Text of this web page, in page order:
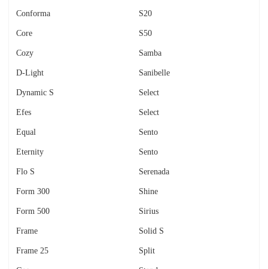
Conforma
Core
Cozy
D-Light
Dynamic S
Efes
Equal
Eternity
Flo S
Form 300
Form 500
Frame
Frame 25
S20
S50
Samba
Sanibelle
Select
Select
Sento
Sento
Serenada
Shine
Sirius
Solid S
Split